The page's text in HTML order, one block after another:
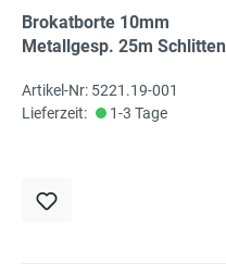
Brokatborte 10mm
Metallgesp. 25m Schlitten
Artikel-Nr: 5221.19-001
Lieferzeit:
1-3 Tage